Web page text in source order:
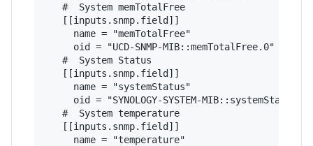
   #  System memTotalFree
   [[inputs.snmp.field]]
     name = "memTotalFree"
     oid = "UCD-SNMP-MIB::memTotalFree.0"
   #  System Status
   [[inputs.snmp.field]]
     name = "systemStatus"
     oid = "SYNOLOGY-SYSTEM-MIB::systemStatus.0"
   #  System temperature
   [[inputs.snmp.field]]
     name = "temperature"